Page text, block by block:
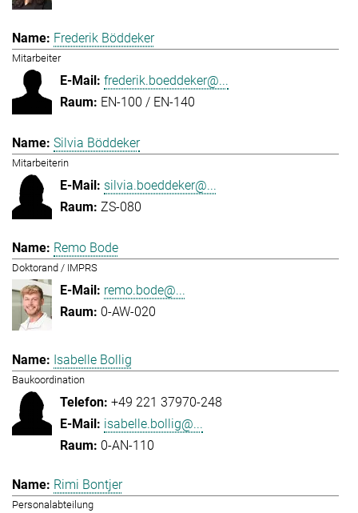
Frederik Böddeker
Mitarbeiter
frederik.boeddeker@...
EN-100 / EN-140
Silvia Böddeker
Mitarbeiterin
silvia.boeddeker@...
ZS-080
Remo Bode
Doktorand / IMPRS
remo.bode@...
0-AW-020
Isabelle Bollig
Baukoordination
+49 221 37970-248
isabelle.bollig@...
0-AN-110
Rimi Bontjer
Personalabteilung